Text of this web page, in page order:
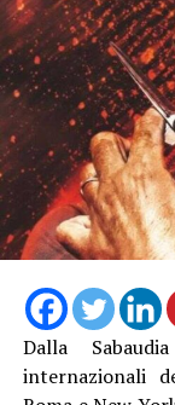
“La struttura
13 metri e alta
trattamenti
in ambienti
generale
Bonifica Lino
all’Agricoltura
Dalla
internazionali